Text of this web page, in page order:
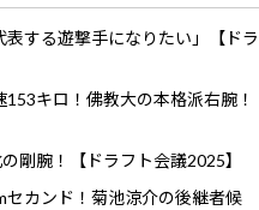
する遊撃手になりたい」【ドラ
キロ！佛教大の本格派右腕！
剛腕！【ドラフト会議2025】
カンド！菊池涼介の後継者候